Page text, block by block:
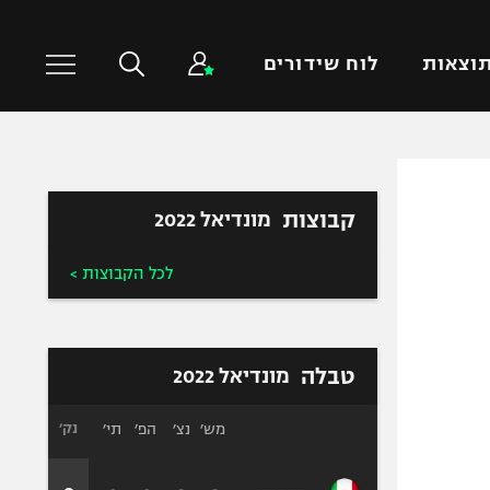
תוצאות לוח שידורים
טניס
ספורט אולימפי
קבוצות מונדיאל 2022
לכל הקבוצות >
טבלה מונדיאל 2022
מש׳ נצ׳ הפ׳ תי׳ נק׳